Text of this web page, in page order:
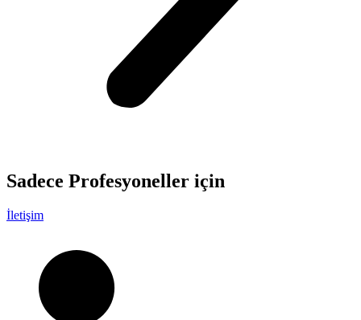
Sadece Profesyoneller için
İletişim